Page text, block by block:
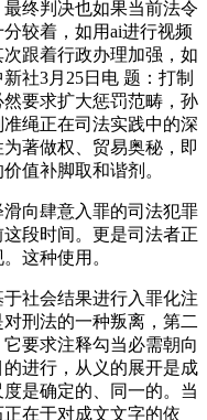
终判决也如果当前法令
较着，如用ai进行视频
跟着行政办理加强，如
社3月25日电 题：打制
要求扩大惩罚范畴，孙
绳正在司法实践中的深
著做权、贸易奥秘，即
值补脚取和谐剂。
向肆意入罪的司法犯罪
段时间。更是司法者正
这种使用。
社会结果进行入罪化注
刑法的一种叛离，第二
要求注释勾当必需朝向
进行，从义的展开是成
是确定的、同一的。当
在于对成文文字的依